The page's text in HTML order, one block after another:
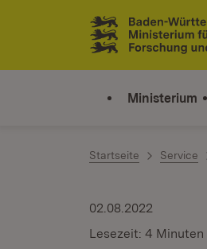
Zum Inhalt springen
Link zur Startseite
Ministerium
Startseite Service
02.08.2022
Lesezeit: 4 Minuten